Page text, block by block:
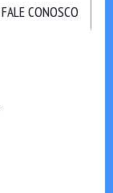
FALE CONOSCO